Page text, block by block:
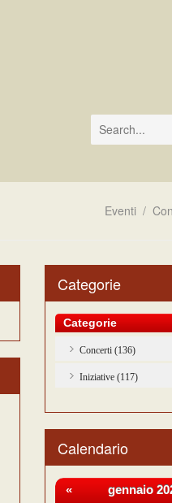
Eventi /
Categorie
Categorie
Concerti (136)
Iniziative (117)
Calendario
« gennaio